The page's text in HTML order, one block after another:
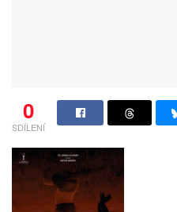
0
SDÍLENÍ